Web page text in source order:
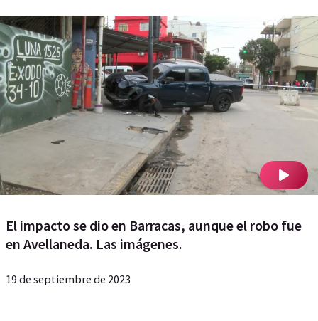
El impacto se dio en Barracas, aunque el robo fue
en Avellaneda. Las imágenes.
19 de septiembre de 2023